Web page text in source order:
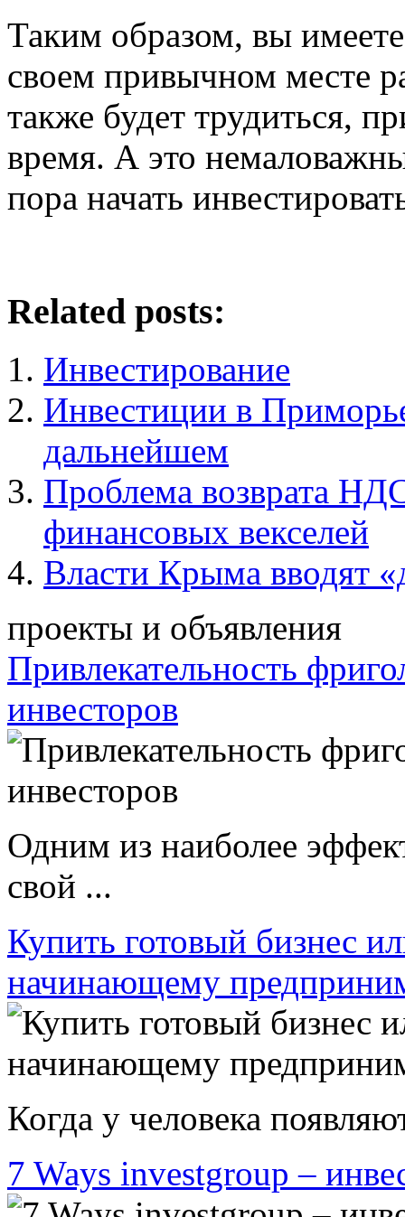
Таким образом, вы
своем привычном месте
также будет трудиться,
время. А это
пора начать
Related posts:
Инвестирование
Инвестиции в
дальнейшем
Проблема возврата
финансовых векселей
Власти Крыма вводят
проекты и объявления
Привлекательность
инвесторов
Одним из наиболее
свой ...
Купить готовый бизнес
начинающему
Когда у человека
7 Ways investgroup –